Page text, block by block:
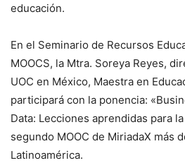
educación.
En el Seminario de Recursos
MOOCS, la Mtra. Soreya Reyes,
UOC en México, Maestra en
participará con la ponencia:
Data: Lecciones aprendidas para
segundo MOOC de MiriadaX más
Latinoamérica.